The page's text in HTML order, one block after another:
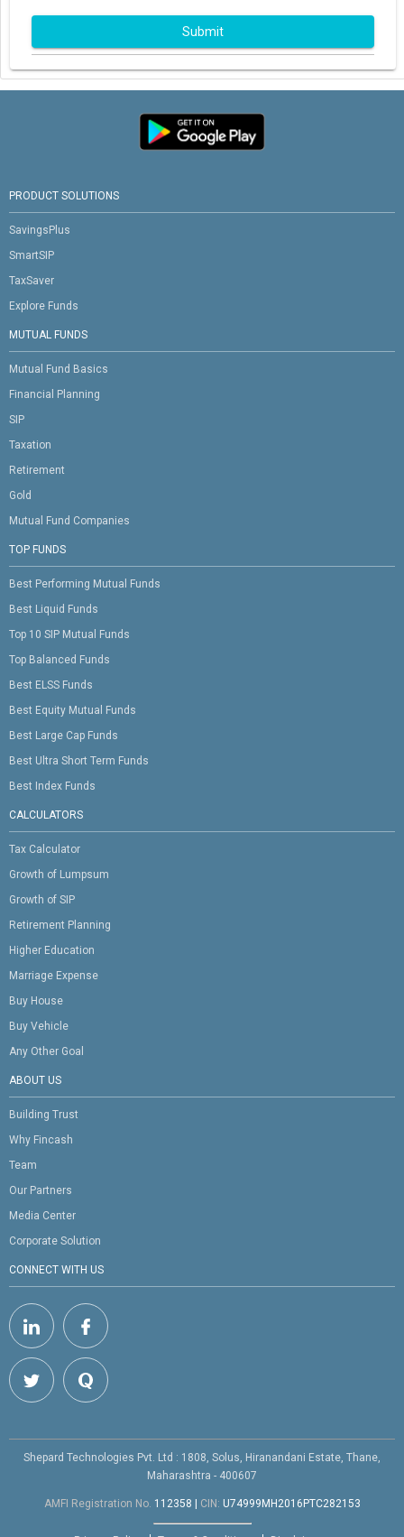
Submit
PRODUCT SOLUTIONS
SavingsPlus
SmartSIP
TaxSaver
Explore Funds
MUTUAL FUNDS
Mutual Fund Basics
Financial Planning
SIP
Taxation
Retirement
Gold
Mutual Fund Companies
TOP FUNDS
Best Performing Mutual Funds
Best Liquid Funds
Top 10 SIP Mutual Funds
Top Balanced Funds
Best ELSS Funds
Best Equity Mutual Funds
Best Large Cap Funds
Best Ultra Short Term Funds
Best Index Funds
CALCULATORS
Tax Calculator
Growth of Lumpsum
Growth of SIP
Retirement Planning
Higher Education
Marriage Expense
Buy House
Buy Vehicle
Any Other Goal
ABOUT US
Building Trust
Why Fincash
Team
Our Partners
Media Center
Corporate Solution
CONNECT WITH US
Shepard Technologies Pvt. Ltd : 1808, Solus, Hiranandani Estate, Thane,
Maharashtra - 400607
AMFI Registration No. 112358 CIN: U74999MH2016PTC282153